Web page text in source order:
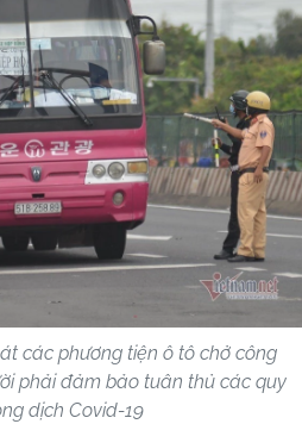
các phương tiện ô tô chở công
phải đảm bảo tuân thủ các quy
dịch Covid-19